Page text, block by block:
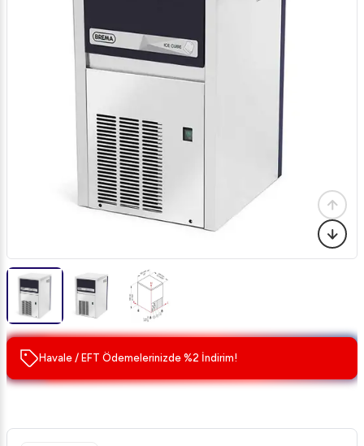
Havale / EFT Ödemelerinizde %2 İndirim!